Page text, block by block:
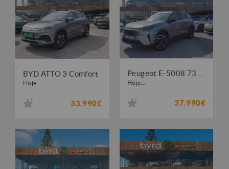
BYD ATTO 3 Comfort
Hoje...
33.990€
Hoje...
37.990€